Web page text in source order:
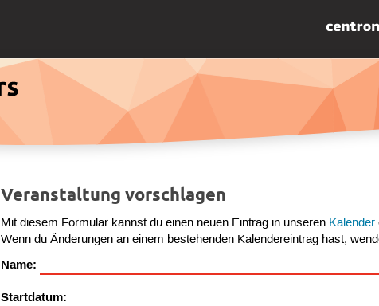
Veranstaltung vorschlagen
Mit diesem Formular kannst du einen neuen Eintrag in unseren Kalender
Wenn du Änderungen an einem bestehenden Kalendereintrag hast,
Name:
Startdatum: